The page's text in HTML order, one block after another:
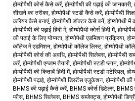
होम्योपैथी कोर्स कैसे करें, होम्योपैथी की पढ़ाई की जानकारी,
सीखने का तरीका, होम्योपैथी स्टडी कैसे करें, होम्योपैथी
करियर कैसे बनाएं, होम्योपैथी डॉक्टर कैसे बनें, होम्योपैथी में
होम्योपैथी की पढ़ाई हिंदी में, होम्योपैथी कोर्स हिंदी में,
की पढ़ाई के लिए योग्यता, होम्योपैथी एडमिशन प्रक्रिया,
कॉलेज में एडमिशन, होम्योपैथी कॉलेज लिस्ट, होम्योपैथी
होम्योपैथी कोर्स की अवधि, होम्योपैथी सिलेबस, होम्योपैथी
करें, होम्योपैथी एग्जाम तैयारी, होम्योपैथी स्टडी प्लान,
होम्योपैथी की किताबें हिंदी में, होम्योपैथी स्टडी मटेरियल,
होम्योपैथी पढ़ाई, होम्योपैथी डिस्टेंस एजुकेशन, होम्योपैथी
BHMS की पढ़ाई कैसे करें, BHMS कोर्स डिटेल्स,
फीस, BHMS सिलेबस, BHMS सब्जेक्ट्स, होम्योपैथी डिग्री